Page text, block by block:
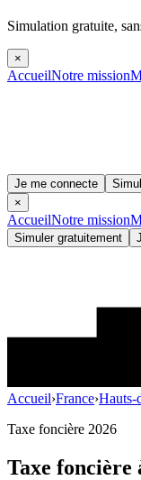
Simulation gratuite,
×
AccueilNotre mission
Je me connecte
×
AccueilNotre mission
Simuler gratuitement
Accueil›France›Hauts-
Taxe foncière 2026
Taxe foncière